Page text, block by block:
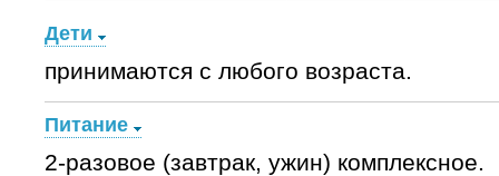
Дети
принимаются с любого возраста.
Питание
2-разовое (завтрак, ужин) комплексное.